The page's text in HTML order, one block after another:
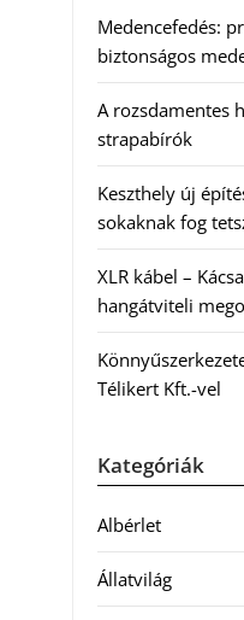
Medencefedés:
biztonságos
A rozsdamentes
strapabírók
Keszthely új
sokaknak fog
XLR kábel –
hangátviteli
Télikert Kft.-vel
Kategóriák
Albérlet
Állatvilág